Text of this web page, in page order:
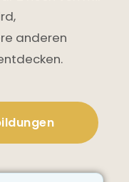
anderen